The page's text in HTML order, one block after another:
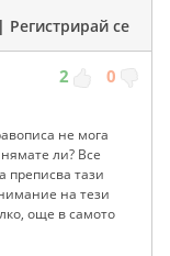
| Регистрирай се
2 0
не мога
ли? Все
преписва тази
на тези
още в самото